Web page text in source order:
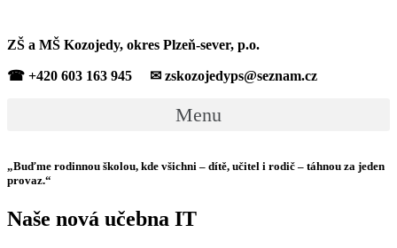
ZŠ a MŠ Kozojedy, okres Plzeň-sever, p.o.
☎ +420 603 163 945 ✉ zskozojedyps@seznam.cz
Menu
„Buďme rodinnou školou, kde všichni – dítě, učitel i rodič – táhnou za jeden
provaz.“
Naše nová učebna IT